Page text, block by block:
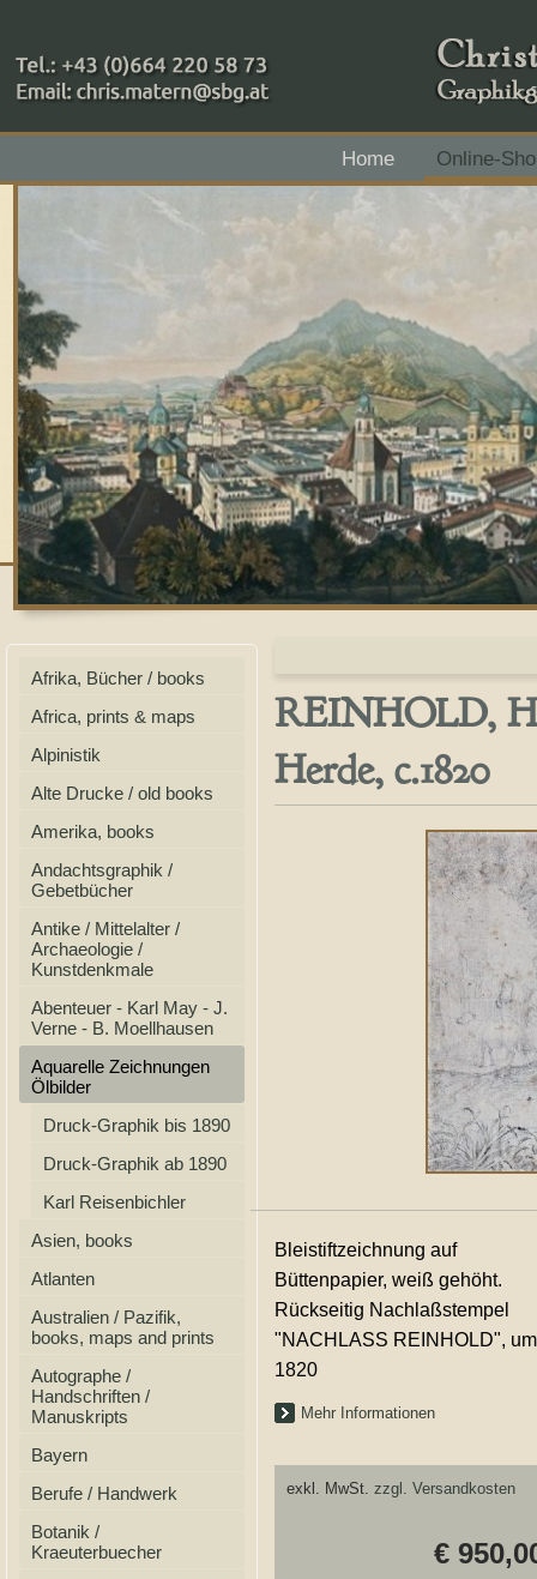
+43 (0)664 220 58 73
Home
Online-
Zahlungsmethoden: RAIBA - Flachgau Mitte - IBAN
Afrika, Bücher / books
Africa, prints & maps
Alpinistik
Alte Drucke / old books
Amerika, books
Andachtsgraphik /
Gebetbücher
Antike / Mittelalter /
Archaeologie /
Kunstdenkmale
Abenteuer - Karl May - J.
Verne - B. Moellhausen
Aquarelle Zeichnungen
Ölbilder
Druck-Graphik bis 1890
Druck-Graphik ab 1890
Karl Reisenbichler
Asien, books
Atlanten
Australien / Pazifik,
books, maps and prints
Autographe /
Handschriften /
Manuskripts
Bayern
Berufe / Handwerk
Botanik /
Kraeuterbuecher
REINHOLD,
Herde, c.1820
Bleistiftzeichnung auf
Büttenpapier, weiß gehöht.
Rückseitig Nachlaßstempel
"NACHLASS REINHOLD", um
1820
Mehr Informationen
exkl. MwSt. zzgl. Versandkosten
€